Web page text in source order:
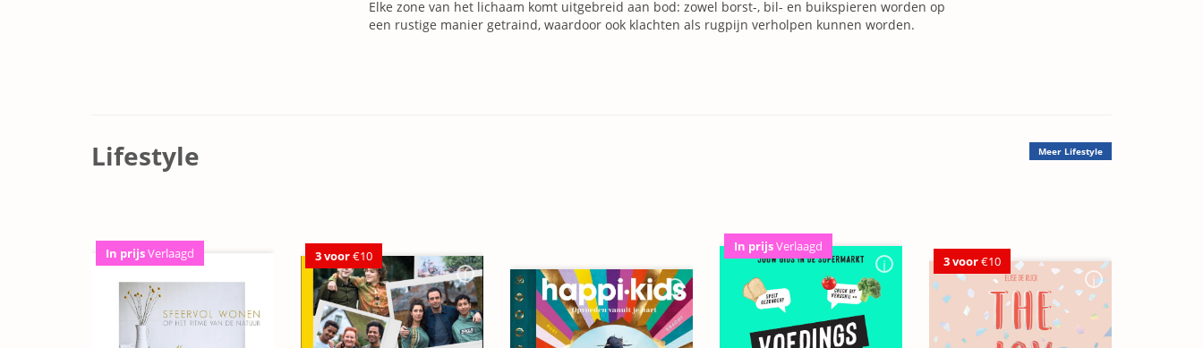
Elke zone van het lichaam komt uitgebreid aan bod: zowel borst-, bil- en buikspieren worden op
een rustige manier getraind, waardoor ook klachten als rugpijn verholpen kunnen worden.
Lifestyle Meer Lifestyle
In prijsVerlaagd 3 voor€10
In prijsVerlaagd
3 voor€10